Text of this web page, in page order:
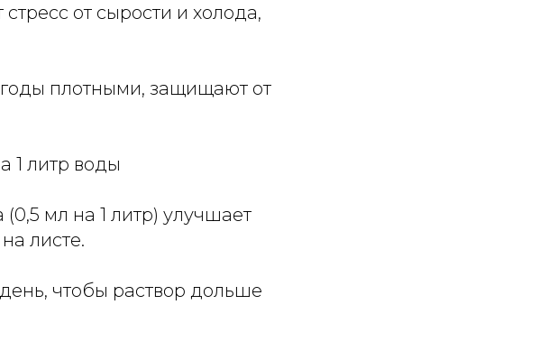
от сырости и холода,
плотными, защищают от
1 литр воды
мл на 1 литр) улучшает
листе.
чтобы раствор дольше